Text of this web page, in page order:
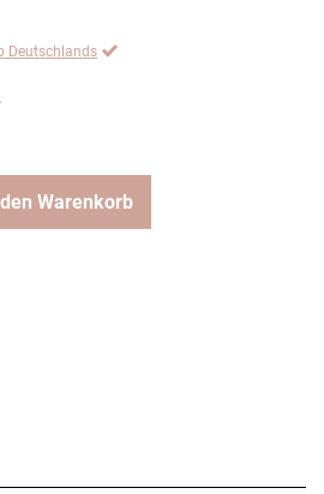
Deutschlands
den Warenkorb